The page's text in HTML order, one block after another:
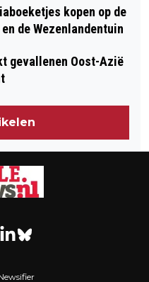
PLUSSERS
kopen op de
de Wezenlandentuin
gevallenen Oost-Azië